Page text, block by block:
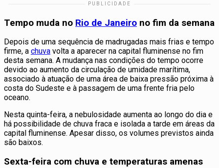
Tempo muda no Rio de Janeiro no fim da semana
Depois de uma sequência de madrugadas mais frias e tempo
firme, a chuva volta a aparecer na capital fluminense no fim
desta semana. A mudança nas condições do tempo ocorre
devido ao aumento da circulação de umidade marítima,
associado à atuação de uma área de baixa pressão próxima à
costa do Sudeste e à passagem de uma frente fria pelo
oceano.
Nesta quinta-feira, a nebulosidade aumenta ao longo do dia e
há possibilidade de chuva fraca e isolada a tarde em áreas da
capital fluminense. Apesar disso, os volumes previstos ainda
são baixos.
Sexta-feira com chuva e temperaturas amenas